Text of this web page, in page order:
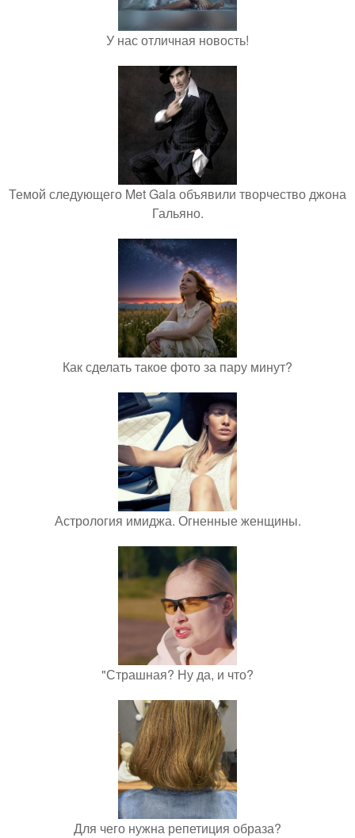
У нас отличная новость!
Темой следующего Met Gala объявили творчество джона
Гальяно.
Как сделать такое фото за пару минут?
Астрология имиджа. Огненные женщины.
"Страшная? Ну да, и что?
Для чего нужна репетиция образа?